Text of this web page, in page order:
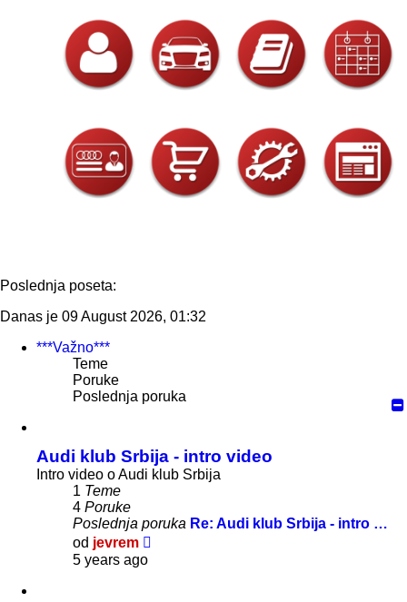
Poslednja poseta:
Danas je 09 August 2026, 01:32
***Važno***
Teme
Poruke
Poslednja poruka
Audi klub Srbija - intro video
Intro video o Audi klub Srbija
1 Teme
4 Poruke
Poslednja poruka Re: Audi klub Srbija - intro …
od jevrem
5 years ago